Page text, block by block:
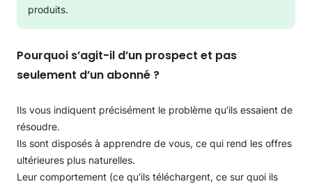
produits.
Pourquoi s’agit-il d’un prospect et pas
seulement d’un abonné ?
Ils vous indiquent précisément le problème qu’ils essaient de
résoudre.
Ils sont disposés à apprendre de vous, ce qui rend les offres
ultérieures plus naturelles.
Leur comportement (ce qu’ils téléchargent, ce sur quoi ils